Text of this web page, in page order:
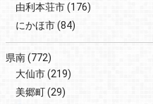
由利本荘市(176)
にかほ市(84)
県南(772)
大仙市(219)
美郷町(29)